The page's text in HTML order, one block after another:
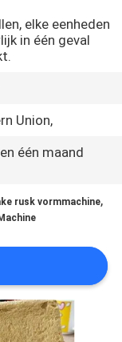
elke eenheden
in één geval
Union,
één maand
rusk vormmachine,